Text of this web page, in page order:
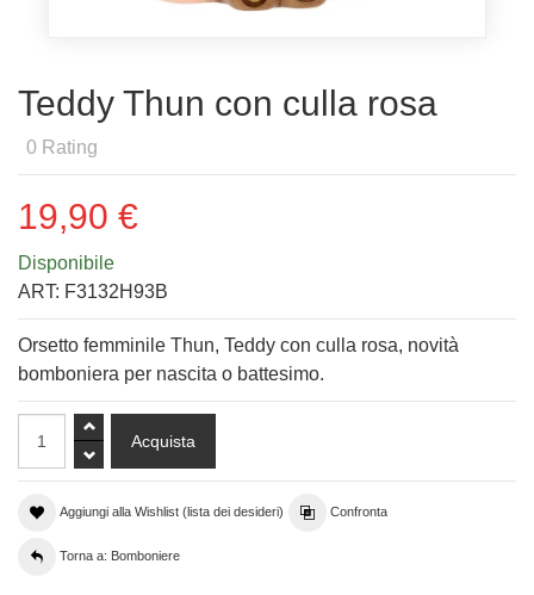
Teddy Thun con culla rosa
0 Rating
19,90 €
Disponibile
ART: F3132H93B
Orsetto femminile Thun, Teddy con culla rosa, novità
bomboniera per nascita o battesimo.
Aggiungi alla Wishlist (lista dei desideri) Confronta
Torna a: Bomboniere